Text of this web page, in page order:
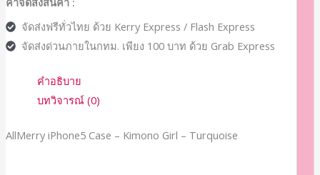
จัดส่งฟรีทั่วไทย ด้วย Kerry Express / Flash Express
จัดส่งด่วนภายในกทม. เพียง 100 บาท ด้วย Grab Express
คำอธิบาย
บทวิจารณ์ (0)
AllMerry iPhone5 Case – Kimono Girl – Turquoise